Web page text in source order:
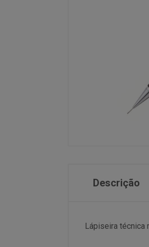
Descrição
Lápiseira técnica